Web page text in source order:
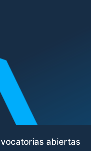
abiertas